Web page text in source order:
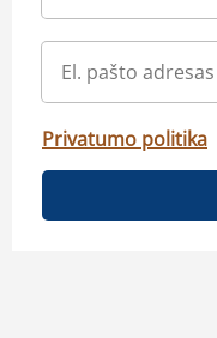
Privatumo politika